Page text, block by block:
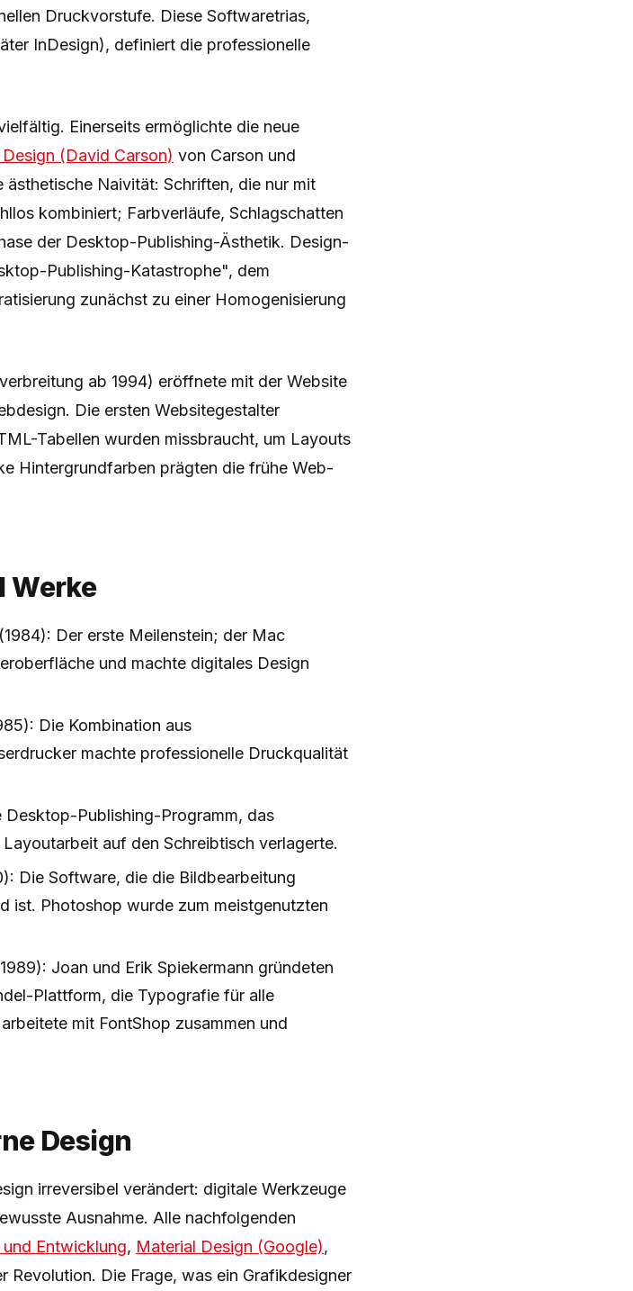
Druckvorstufe. Diese Softwaretrias,
InDesign), definiert die professionelle
Einerseits ermöglichte die neue
Design (David Carson) von Carson und
ästhetische Naivität: Schriften, die nur mit
kombiniert; Farbverläufe, Schlagschatten
der Desktop-Publishing-Ästhetik. Design-
Publishing-Katastrophe", dem
zunächst zu einer Homogenisierung
ab 1994) eröffnete mit der Website
Die ersten Websitegestalter
Tabellen wurden missbraucht, um Layouts
Hintergrundfarben prägten die frühe Web-
Werke
Der erste Meilenstein; der Mac
und machte digitales Design
Die Kombination aus
machte professionelle Druckqualität
Desktop-Publishing-Programm, das
auf den Schreibtisch verlagerte.
Die Software, die die Bildbearbeitung
ist. Photoshop wurde zum meistgenutzten
Joan und Erik Spiekermann gründeten
Plattform, die Typografie für alle
mit FontShop zusammen und
Design
irreversibel verändert: digitale Werkzeuge
Ausnahme. Alle nachfolgenden
Entwicklung, Material Design (Google),
Revolution. Die Frage, was ein Grafikdesigner